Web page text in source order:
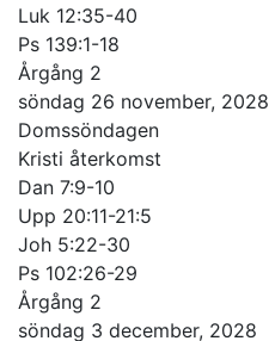
Luk 12:35-40
Ps 139:1-18
Årgång 2
söndag 26 november, 2028
Domssöndagen
Kristi återkomst
Dan 7:9-10
Upp 20:11-21:5
Joh 5:22-30
Ps 102:26-29
Årgång 2
söndag 3 december, 2028